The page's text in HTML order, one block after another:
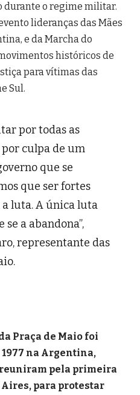
durante o regime militar.
lideranças das Mães
e da Marcha do
históricos de
para vítimas das
Sul.
por todas as
culpa de um
que se
que ser fortes
luta. A única luta
se a abandona”,
representante das
Praça de Maio foi
na Argentina,
pela primeira
Aires, para protestar